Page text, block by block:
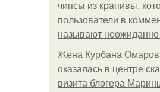
чипсы из крапивы,
пользователи в
называют
Жена Курбана
оказалась в центре
визита блогера